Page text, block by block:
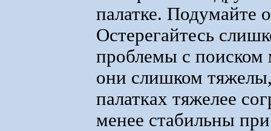
палатке. Подумайте
Остерегайтесь
проблемы с поиском
они слишком
палатках тяжелее
менее стабильны